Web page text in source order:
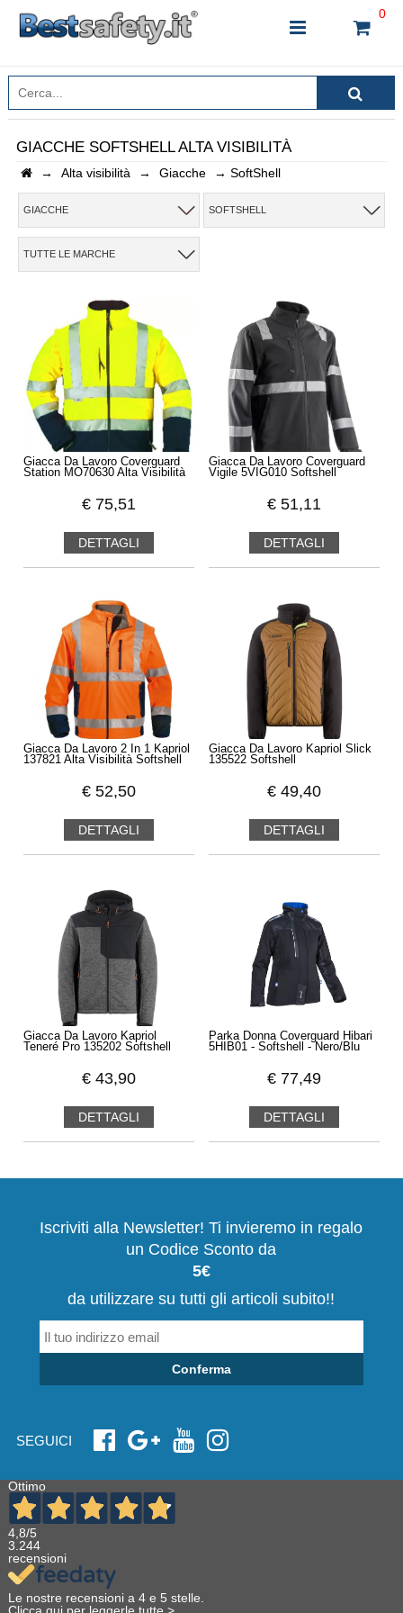
0
INSERISCI IL NOME DEL PRODOTTO CHE STAI
CERCANDO
CHIUDI RICERCA
GIACCHE SOFTSHELL ALTA VISIBILITÀ
→ Alta visibilità → Giacche → SoftShell
GIACCHE SOFTSHELL
TUTTE LE MARCHE
Giacca Da Lavoro Coverguard
Station MO70630 Alta Visibilità
€ 75,51
DETTAGLI
Giacca Da Lavoro Coverguard
Vigile 5VIG010 Softshell
€ 51,11
DETTAGLI
Giacca Da Lavoro 2 In 1 Kapriol
137821 Alta Visibilità Softshell
€ 52,50
DETTAGLI
Giacca Da Lavoro Kapriol Slick
135522 Softshell
€ 49,40
DETTAGLI
Giacca Da Lavoro Kapriol
Teneré Pro 135202 Softshell
€ 43,90
DETTAGLI
Parka Donna Coverguard Hibari
5HIB01 - Softshell - Nero/Blu
€ 77,49
DETTAGLI
Iscriviti alla Newsletter! Ti invieremo in regalo
un Codice Sconto da
5€
da utilizzare su tutti gli articoli subito!!
Conferma
SEGUICI
Ottimo
4,8/5
3.244
recensioni
Le nostre recensioni a 4 e 5 stelle.